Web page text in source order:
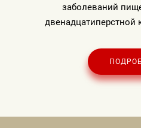
заболеваний